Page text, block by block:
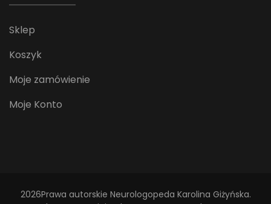
Sklep
Koszyk
Moje zamówienie
Moje Konto
2026Prawa autorskie Neurologopeda Karolina Giżyńska.